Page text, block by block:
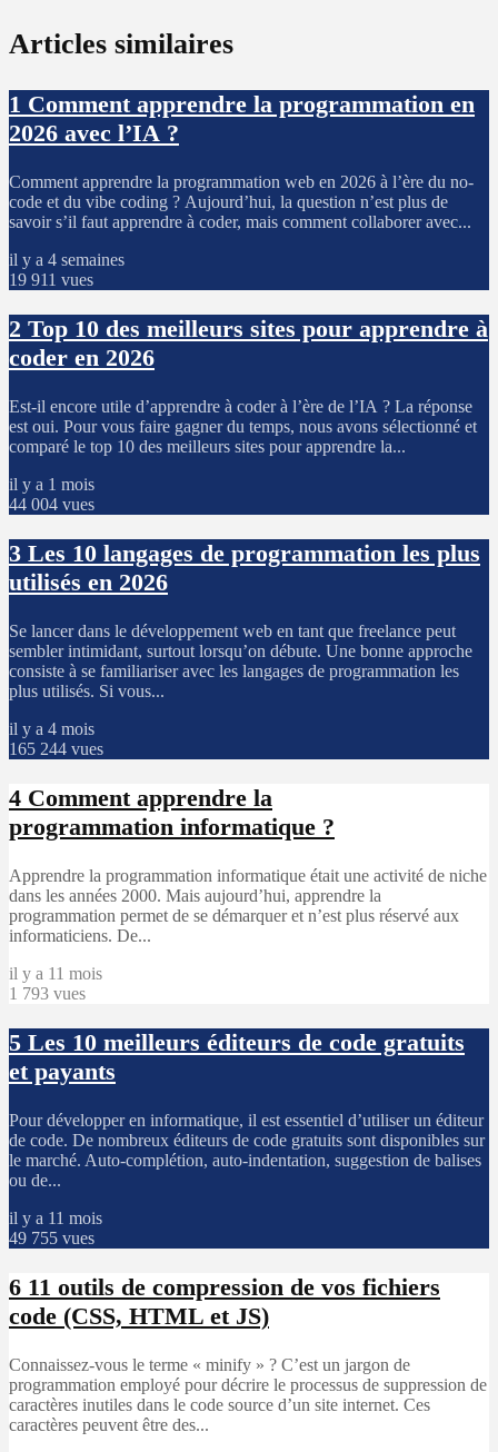
Articles similaires
1 Comment apprendre la programmation en
2026 avec l’IA ?
Comment apprendre la programmation web en 2026 à l’ère du no-
code et du vibe coding ? Aujourd’hui, la question n’est plus de
savoir s’il faut apprendre à coder, mais comment collaborer avec...
il y a 4 semaines
19 911 vues
2 Top 10 des meilleurs sites pour apprendre à
coder en 2026
Est-il encore utile d’apprendre à coder à l’ère de l’IA ? La réponse
est oui. Pour vous faire gagner du temps, nous avons sélectionné et
comparé le top 10 des meilleurs sites pour apprendre la...
il y a 1 mois
44 004 vues
3 Les 10 langages de programmation les plus
utilisés en 2026
Se lancer dans le développement web en tant que freelance peut
sembler intimidant, surtout lorsqu’on débute. Une bonne approche
consiste à se familiariser avec les langages de programmation les
plus utilisés. Si vous...
il y a 4 mois
165 244 vues
4 Comment apprendre la
programmation informatique ?
Apprendre la programmation informatique était une activité de niche
dans les années 2000. Mais aujourd’hui, apprendre la
programmation permet de se démarquer et n’est plus réservé aux
informaticiens. De...
il y a 11 mois
1 793 vues
5 Les 10 meilleurs éditeurs de code gratuits
et payants
Pour développer en informatique, il est essentiel d’utiliser un éditeur
de code. De nombreux éditeurs de code gratuits sont disponibles sur
le marché. Auto-complétion, auto-indentation, suggestion de balises
ou de...
il y a 11 mois
49 755 vues
6 11 outils de compression de vos fichiers
code (CSS, HTML et JS)
Connaissez-vous le terme « minify » ? C’est un jargon de
programmation employé pour décrire le processus de suppression de
caractères inutiles dans le code source d’un site internet. Ces
caractères peuvent être des...